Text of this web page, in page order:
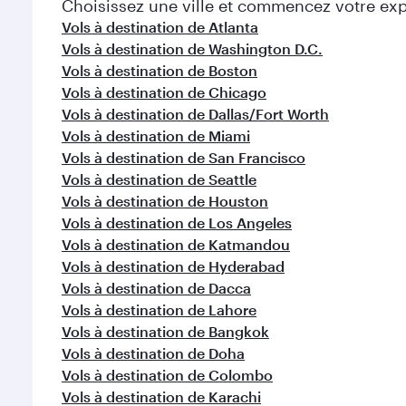
Choisissez une ville et commencez votre
Vols à destination de Atlanta
Vols à destination de Washington D.C.
Vols à destination de Boston
Vols à destination de Chicago
Vols à destination de Dallas/Fort Worth
Vols à destination de Miami
Vols à destination de San Francisco
Vols à destination de Seattle
Vols à destination de Houston
Vols à destination de Los Angeles
Vols à destination de Katmandou
Vols à destination de Hyderabad
Vols à destination de Dacca
Vols à destination de Lahore
Vols à destination de Bangkok
Vols à destination de Doha
Vols à destination de Colombo
Vols à destination de Karachi